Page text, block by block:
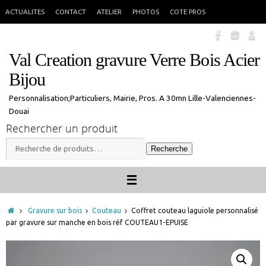
seront traitées à mon retour.
ACTUALITES CONTACT ATELIER PHOTOS COTE PROS
Val Creation gravure Verre Bois Acier
Bijou
Personnalisation;Particuliers, Mairie, Pros. A 30mn Lille-Valenciennes-
Douai
Rechercher un produit
Recherche
pour :
Recherche
Accueil
Gravure sur bois Couteau
Coffret couteau laguiole personnalisé
par gravure sur manche en bois réf COUTEAU1-EPUISE